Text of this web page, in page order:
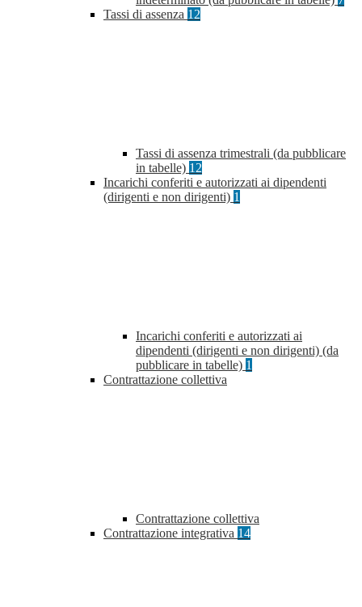
Tassi di assenza 12
Tassi di assenza trimestrali (da pubblicare
in tabelle) 12
Incarichi conferiti e autorizzati ai dipendenti
(dirigenti e non dirigenti) 1
Incarichi conferiti e autorizzati ai
dipendenti (dirigenti e non dirigenti) (da
pubblicare in tabelle) 1
Contrattazione collettiva
Contrattazione collettiva
Contrattazione integrativa 14